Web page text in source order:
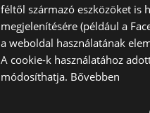
féltől származó eszközöket is
megjelenítésére (például a
a weboldal használatának
A cookie-k használatához
módosíthatja. Bővebben